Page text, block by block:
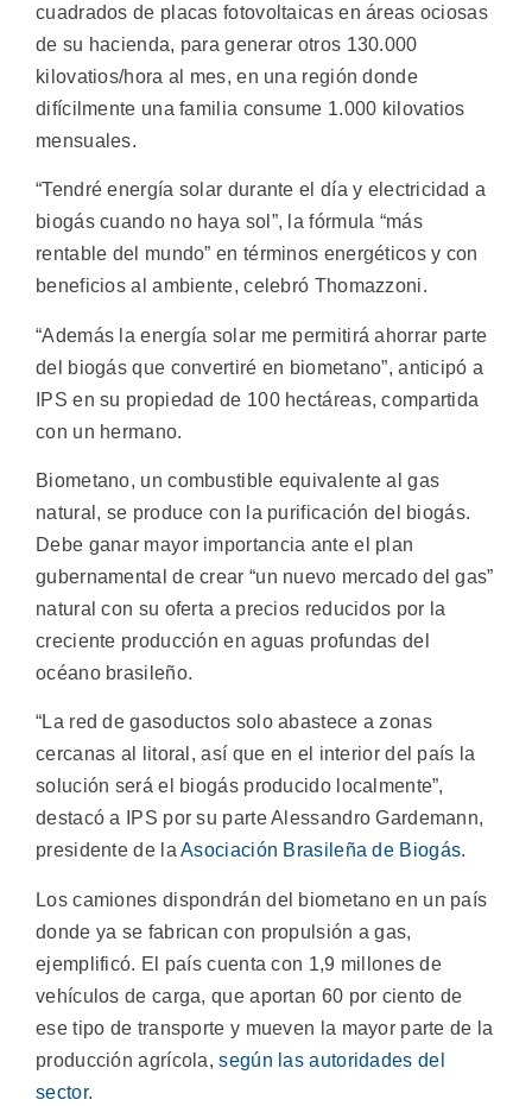
cuadrados de placas fotovoltaicas en áreas ociosas
de su hacienda, para generar otros 130.000
kilovatios/hora al mes, en una región donde
difícilmente una familia consume 1.000 kilovatios
mensuales.
“Tendré energía solar durante el día y electricidad a
biogás cuando no haya sol”, la fórmula “más
rentable del mundo” en términos energéticos y con
beneficios al ambiente, celebró Thomazzoni.
“Además la energía solar me permitirá ahorrar parte
del biogás que convertiré en biometano”, anticipó a
IPS en su propiedad de 100 hectáreas, compartida
con un hermano.
Biometano, un combustible equivalente al gas
natural, se produce con la purificación del biogás.
Debe ganar mayor importancia ante el plan
gubernamental de crear “un nuevo mercado del gas”
natural con su oferta a precios reducidos por la
creciente producción en aguas profundas del
océano brasileño.
“La red de gasoductos solo abastece a zonas
cercanas al litoral, así que en el interior del país la
solución será el biogás producido localmente”,
destacó a IPS por su parte Alessandro Gardemann,
presidente de laAsociación Brasileña de Biogás.
Los camiones dispondrán del biometano en un país
donde ya se fabrican con propulsión a gas,
ejemplificó. El país cuenta con 1,9 millones de
vehículos de carga, que aportan 60 por ciento de
ese tipo de transporte y mueven la mayor parte de la
producción agrícola,según las autoridades del
sector.